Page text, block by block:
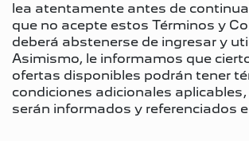
lea atentamente antes de
que no acepte estos Términos y
deberá abstenerse de ingresar y
Asimismo, le informamos que
ofertas disponibles podrán tener
condiciones adicionales
serán informados y referenciados